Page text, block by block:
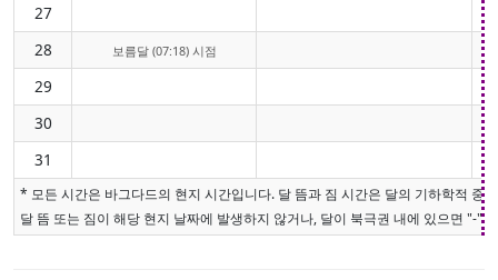
27
28
보름달 (07:18) 시점
29
30
31
* 모든 시간은 바그다드의 현지 시간입니다. 달 뜸과 짐 시간은 달의 기하학적 중
달 뜸 또는 짐이 해당 현지 날짜에 발생하지 않거나, 달이 북극권 내에 있으면 "-"